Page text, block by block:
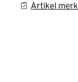
Artikel